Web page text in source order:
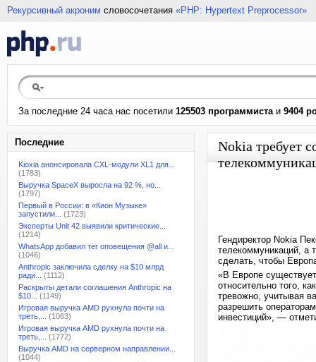
Рекурсивный акроним словосочетания «PHP: Hypertext Preprocessor»
За последние 24 часа нас посетили 125503 программистаи 9404
Последние
Kioxia анонсировала CXL-модули XL1 для...
(1783)
Выручка SpaceX выросла на 92 %, но...
(1797)
Первый в России: в «Кион Музыке»
запустили...
(1723)
Эксперты Unit 42 выявили критические...
(1214)
WhatsApp добавил тег оповещения @all и...
(1046)
Anthropic заключила сделку на $10 млрд
ради...
(1112)
Раскрыты детали соглашения Anthropic на
$10...
(1149)
Игровая выручка AMD рухнула почти на
треть,...
(1063)
Игровая выручка AMD рухнула почти на
треть,...
(1772)
Выручка AMD на серверном направлении...
(1044)
Nokia требует
Гендиректор Nokia
телекоммуникаций, а
сделать, чтобы
«В Европе
относительно того,
тревожно, учитывая
разрешить
инвестиций», —